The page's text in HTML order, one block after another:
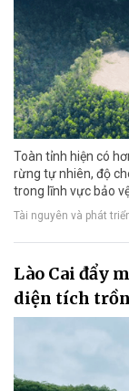
Toàn tỉnh hiện có
rừng tự nhiên, độ
trong lĩnh vực bảo
Tài nguyên và phát
Lào Cai đẩy
diện tích